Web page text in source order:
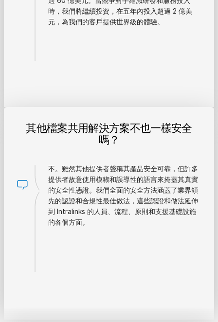
時，我們將繼續投資，在五年內投入超過 2 億美
元，為我們的客戶提供世界級的體驗。
其他檔案共用解決方案不也一樣安全
嗎？
不。雖然其他提供者聲稱其產品安全可靠，但許多
提供者故意使用模糊和誤導性的語言來掩蓋其真實
的安全性憑證。我們全面的安全方法涵蓋了業界領
先的認證和合規性最佳做法，這些認證和做法延伸
到 Intralinks 的人員、流程、原則和支援基礎設施
的各個方面。